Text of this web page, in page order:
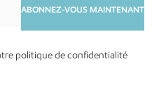
ABONNEZ-VOUS MAINTENANT
politique de confidentialité